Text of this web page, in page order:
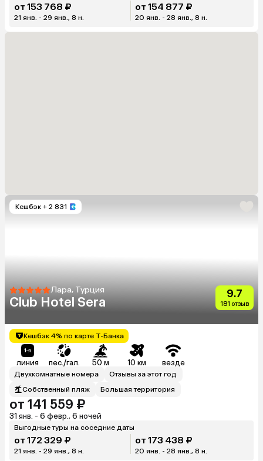
от 153 768 ₽
21 янв. - 29 янв., 8 н.
от 154 877 ₽
20 янв. - 28 янв., 8 н.
Кешбэк + 2 831
Лара, Турция
Club Hotel Sera
9.7
181 отзыв
Кешбэк 4% по карте Т-Банка
линия пес./гал. 50 м 10 км везде
Двухкомнатные номера
Отзывы за этот год
Собственный пляж
Большая территория
от 141 559 ₽
31 янв. - 6 февр., 6 ночей
Выгодные туры на соседние даты
от 172 329 ₽
21 янв. - 29 янв., 8 н.
от 173 438 ₽
20 янв. - 28 янв., 8 н.